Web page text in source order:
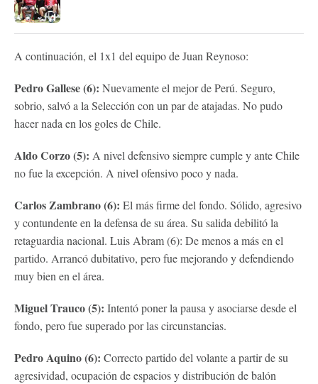
A continuación, el 1x1 del equipo de Juan Reynoso:
Pedro Gallese (6): Nuevamente el mejor de Perú. Seguro,
sobrio, salvó a la Selección con un par de atajadas. No pudo
hacer nada en los goles de Chile.
Aldo Corzo (5): A nivel defensivo siempre cumple y ante Chile
no fue la excepción. A nivel ofensivo poco y nada.
Carlos Zambrano (6): El más firme del fondo. Sólido, agresivo
y contundente en la defensa de su área. Su salida debilitó la
retaguardia nacional. Luis Abram (6): De menos a más en el
partido. Arrancó dubitativo, pero fue mejorando y defendiendo
muy bien en el área.
Miguel Trauco (5): Intentó poner la pausa y asociarse desde el
fondo, pero fue superado por las circunstancias.
Pedro Aquino (6): Correcto partido del volante a partir de su
agresividad, ocupación de espacios y distribución de balón